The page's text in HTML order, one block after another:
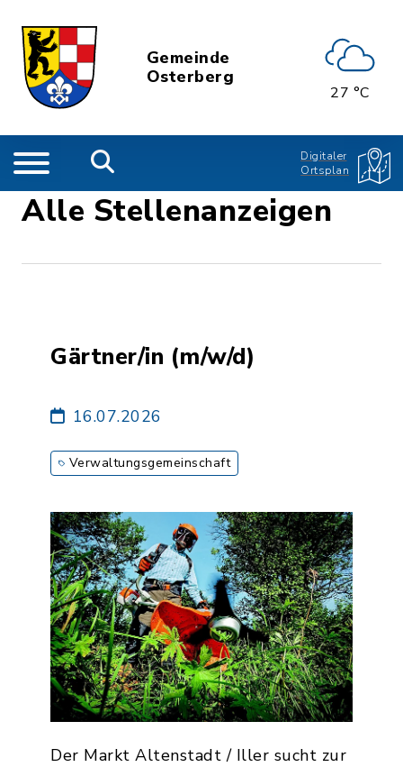
Gemeinde
Osterberg
27 °C
Digitaler
Ortsplan
Alle Stellenanzeigen
Gärtner/in (m/w/d)
16.07.2026
Verwaltungsgemeinschaft
Der Markt Altenstadt / Iller sucht zur